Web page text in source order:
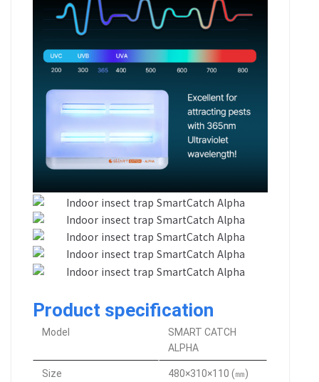
Product specification
Model
SMART CATCH
ALPHA
Size 480×310×110 (㎜)